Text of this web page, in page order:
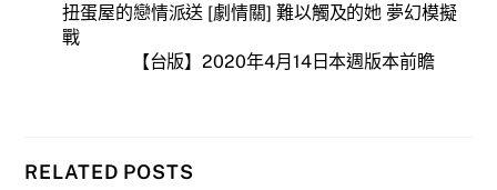
扭蛋屋的戀情派送 [劇情關] 難以觸及的她 夢幻模擬
戰
【台版】2020年4月14日本週版本前瞻
RELATED POSTS